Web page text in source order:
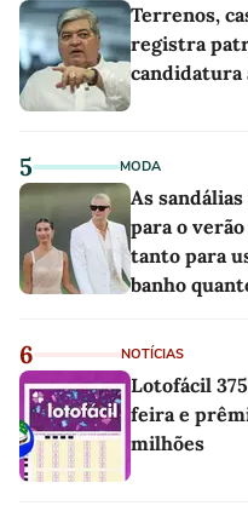
Terrenos,
registra
candidatura
5 MODA
As
para o
tanto para
banho
6 NOTÍCIAS
Lotofácil
feira e
milhões